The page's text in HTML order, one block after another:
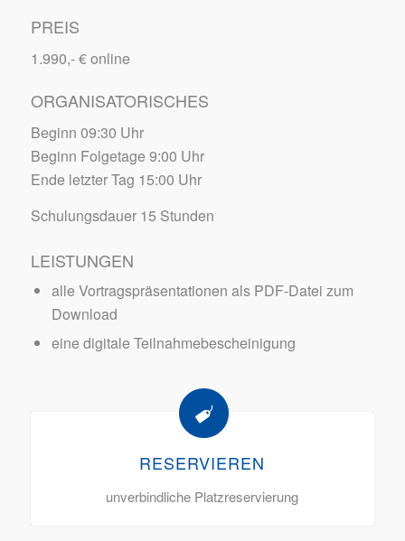
PREIS
1.990,- € online
ORGANISATORISCHES
Beginn 09:30 Uhr
Beginn Folgetage 9:00 Uhr
Ende letzter Tag 15:00 Uhr
Schulungsdauer 15 Stunden
LEISTUNGEN
alle Vortragspräsentationen als PDF-Datei zum
Download
eine digitale Teilnahmebescheinigung
RESERVIEREN
unverbindliche Platzreservierung